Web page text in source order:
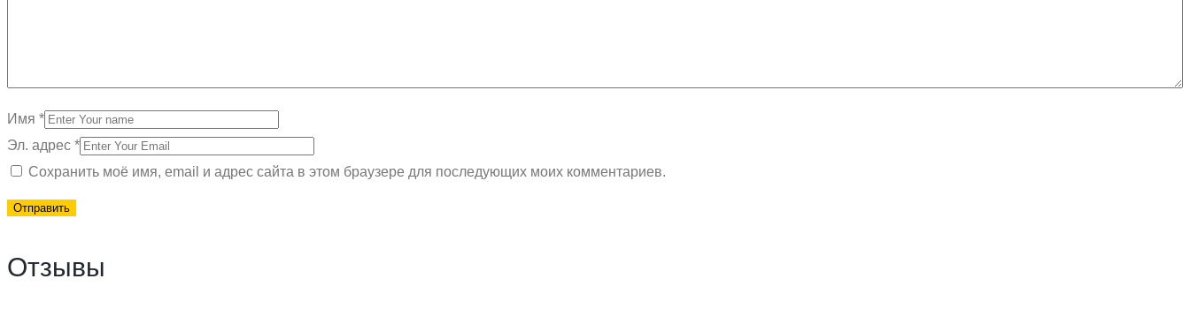
Имя *
Эл. адрес *
Сохранить моё имя, email и адрес сайта в этом браузере для последующих моих комментариев.
Отзывы